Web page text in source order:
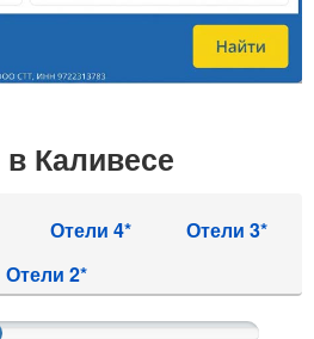
Каливесе
Отели 4*
Отели 3*
Отели 2*